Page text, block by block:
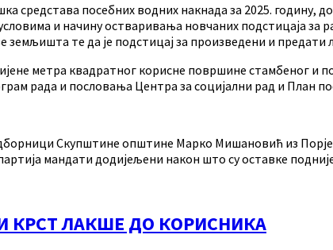
средстава посебних водних накнада за 2025.
и начину остваривања новчаних подстицаја за
те да је подстицај за произведени и
метра квадратног корисне површине стамбеног и
рада и пословања Центра за социјални рад и План
Скупштине општине Марко Мишановић из
мандати додијељени након што су оставке
КРСТ ЛАКШЕ ДО КОРИСНИКА